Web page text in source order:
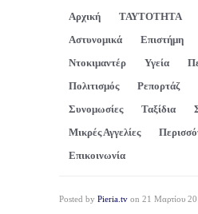
Αρχική ΤΑΥΤΟΤΗΤΑ
Αστυνομικά
Επιστήμη
Ντοκιμαντέρ
Υγεία
Πολιτισμός
Ρεπορτάζ
Συνομωσίες
Ταξίδια
Μικρές Αγγελίες
Επικοινωνία
Posted by Pieria.tv on 21 Μαρτίου